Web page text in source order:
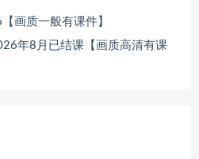
画质一般有课件】
年8月已结课【画质高清有课